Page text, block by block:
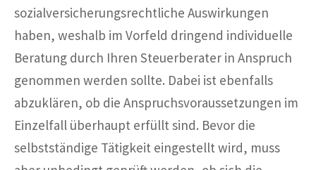
sozialversicherungsrechtliche Auswirkungen
haben, weshalb im Vorfeld dringend individuelle
Beratung durch Ihren Steuerberater in Anspruch
genommen werden sollte. Dabei ist ebenfalls
abzuklären, ob die Anspruchsvoraussetzungen im
Einzelfall überhaupt erfüllt sind. Bevor die
selbstständige Tätigkeit eingestellt wird, muss